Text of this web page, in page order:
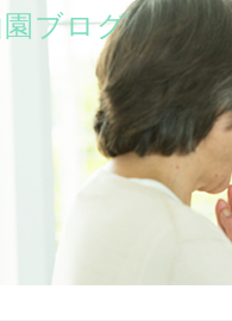
ブログ